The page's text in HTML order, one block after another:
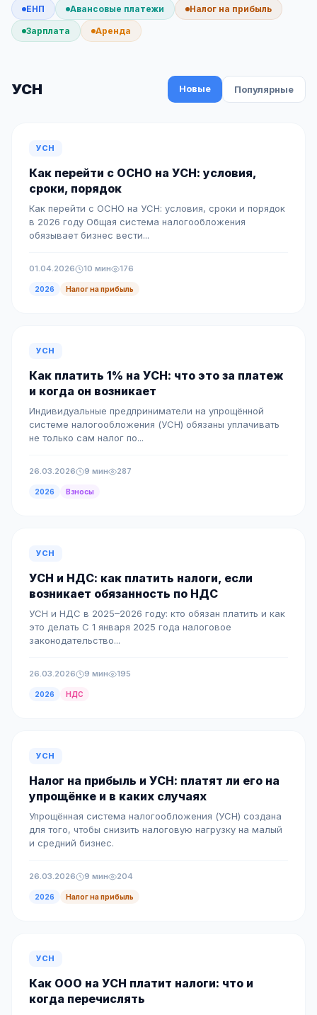
ЕНП Авансовые платежи Налог на прибыль
Зарплата Аренда
УСН Новые Популярные
УСН
Как перейти с ОСНО на УСН: условия,
сроки, порядок
Как перейти с ОСНО на УСН: условия, сроки и порядок
в 2026 году Общая система налогообложения
обязывает бизнес вести...
01.04.2026 10 мин 176
2026 Налог на прибыль
УСН
Как платить 1% на УСН: что это за платеж
и когда он возникает
Индивидуальные предприниматели на упрощённой
системе налогообложения (УСН) обязаны уплачивать
не только сам налог по...
26.03.2026 9 мин 287
2026 Взносы
УСН
УСН и НДС: как платить налоги, если
возникает обязанность по НДС
УСН и НДС в 2025–2026 году: кто обязан платить и как
это делать С 1 января 2025 года налоговое
законодательство...
26.03.2026 9 мин 195
2026 НДС
УСН
Налог на прибыль и УСН: платят ли его на
упрощёнке и в каких случаях
Упрощённая система налогообложения (УСН) создана
для того, чтобы снизить налоговую нагрузку на малый
и средний бизнес.
26.03.2026 9 мин 204
2026 Налог на прибыль
УСН
Как ООО на УСН платит налоги: что и
когда перечислять